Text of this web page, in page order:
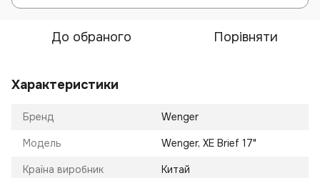
До обраного Порівняти
Характеристики
Бренд Wenger
Модель Wenger, XE Brief 17"
Країна виробник Китай